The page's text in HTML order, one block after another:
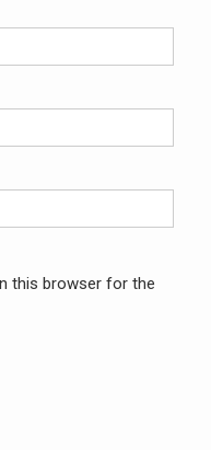
this browser for the